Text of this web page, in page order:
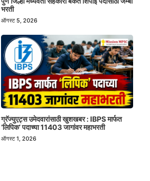
भरती
ऑगस्ट 5, 2026
ग्रॅज्युएट्स उमेदवारांसाठी खुशखबर : IBPS मार्फत
‘लिपिक’ पदाच्या 11403 जागांवर महाभरती
ऑगस्ट 1, 2026